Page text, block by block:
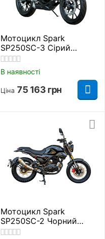
Мотоцикл Spark
SP250SC-3 Сірий
Дорожній
В наявності
Ціна 75 163 грн
Мотоцикл Spark
SP250SC-2 Чорний
Дорожній